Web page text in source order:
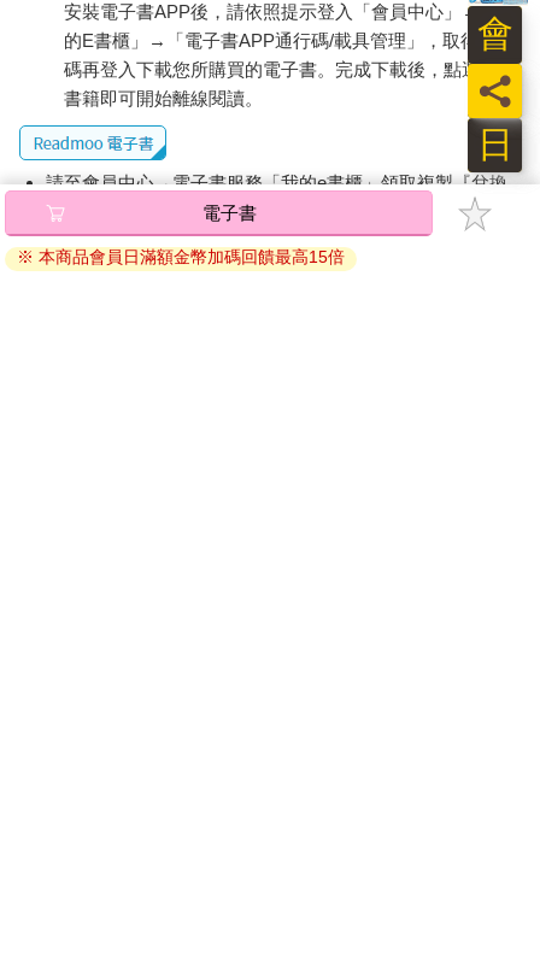
安裝電子書APP後，請依照提示登入「會員中心」→「我
的E書櫃」→「電子書APP通行碼/載具管理」，取得通行
碼再登入下載您所購買的電子書。完成下載後，點選任一
書籍即可開始離線閱讀。
請至會員中心→電子書服務「我的e書櫃」領取複製『兌換
碼』至電子書服務商Readmoo進行兌換。
退換貨須知：
電子書
※ 本商品會員日滿額金幣加碼回饋最高15倍
日
員
會